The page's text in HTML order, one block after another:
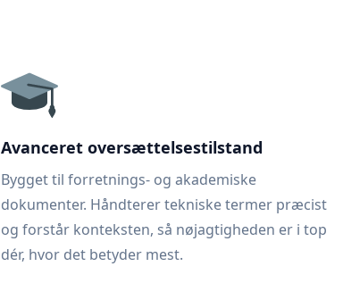
Avanceret oversættelsestilstand
Bygget til forretnings- og akademiske
dokumenter. Håndterer tekniske termer præcist
og forstår konteksten, så nøjagtigheden er i top
dér, hvor det betyder mest.